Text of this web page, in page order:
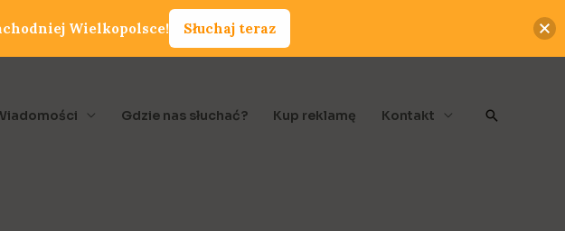
Gdzie nas słuchać? Kup reklamę Kontakt Szukaj
Wielkopolsce! Słuchaj teraz